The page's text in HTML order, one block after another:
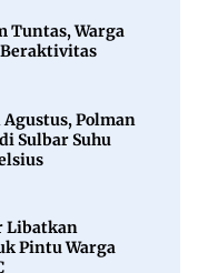
Tuntas, Warga
Agustus, Polman
Sulbar Suhu
Libatkan
Pintu Warga